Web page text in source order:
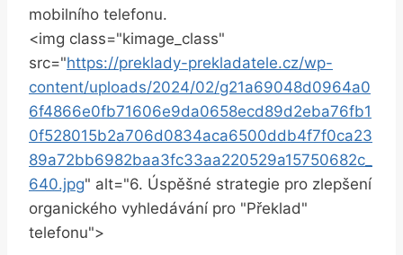
mobilního telefonu.
<img class="kimage_class"
src="https://preklady-prekladatele.cz/wp-
content/uploads/2024/02/g21a69048d0964a0
6f4866e0fb71606e9da0658ecd89d2eba76fb1
0f528015b2a706d0834aca6500ddb4f7f0ca23
89a72bb6982baa3fc33aa220529a15750682c_
640.jpg" ⁤alt="6. Úspěšné strategie pro zlepšení
organického vyhledávání pro "Překlad"
telefonu">